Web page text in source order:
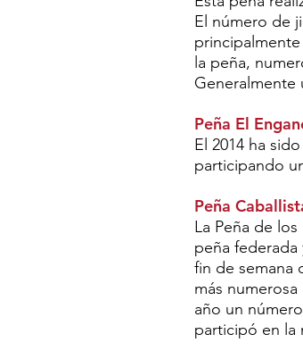
El número de
la peña,
Generalmente
Peña El
El 2014 ha
participando
Peña
La Peña de
peña
fin de semana
más
año un
participó en la